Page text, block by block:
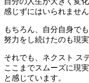
感じずにはいられません
もちろん、自分自身で
努力をし続けたのも現
それでも、ネクスト ス
ここまでスムーズに現
と感じています。